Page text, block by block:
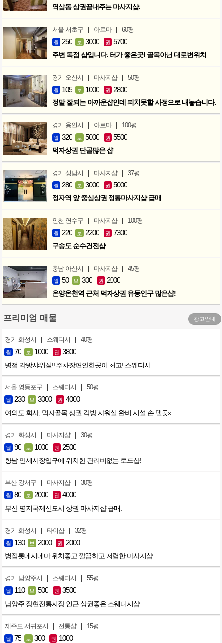
역삼동 상권끝내주는 마사지샵.
서울 서초구 | 아로마 | 60평
월 250 보 3000 권 5700
주변 독점 샵입니다. 터가 좋은곳! 골목아닌 대로변위치
경기 오산시 | 마사지샵 | 50평
월 105 보 1000 권 2800
정말 잘되는 아까운샵인데 피치못할 사정으로 내놓습니다.
경기 용인시 | 아로마 | 100평
월 320 보 5000 권 5500
먹자상권 단골많은 샵
경기 성남시 | 마사지샵 | 37평
월 280 보 3000 권 5000
정자역 앞 중심상권 정통마사지샵 급매
인천 연수구 | 마사지샵 | 100평
월 220 보 2200 권 7300
구송도 순수건전샵
충남 아산시 | 마사지샵 | 45평
월 50 보 300 권 2000
온양온천역 근처 먹자상권 유동인구 많은샵!
프리미엄 매물 광고안내
경기 화성시 | 스웨디시 | 40평
월 70 보 1000 권 3800
병점 각방샤워실!! 주차장편안한곳이 최고! 스웨디시
서울 영등포구 | 스웨디시 | 50평
월 230 보 3000 권 4000
여의도 회사, 먹자골목 상권 각방 샤워실 완비 시설 손 댈곳x
경기 화성시 | 마사지샵 | 30평
월 90 보 1000 권 2500
향남 만세시장입구에 위치한 관리비없는 로드샵!
부산 강서구 | 마사지샵 | 30평
월 80 보 2000 권 4000
부산 명지국제신도시 상권 마사지샵 급매.
경기 화성시 | 타이샵 | 32평
월 130 보 2000 권 2000
병점롯데시네마 위치좋고 깔끔하고 저렴한 마사지샵
경기 남양주시 | 스웨디시 | 55평
월 110 보 500 권 3500
남양주 장현전통시장 인근 상권좋은 스웨디시샵.
제주도 서귀포시 | 전통샵 | 15평
월 75 보 300 권 1000